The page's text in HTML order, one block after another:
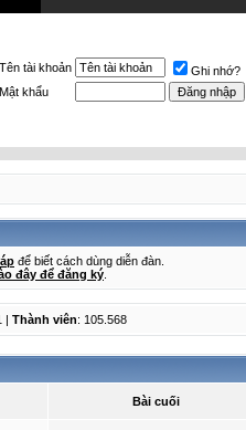
Tên tài khoản
Ghi nhớ?
Mật khẩu
để biết cách dùng diễn đàn.
đây để đăng ký
| Thành viên: 105.568
Bài cuối